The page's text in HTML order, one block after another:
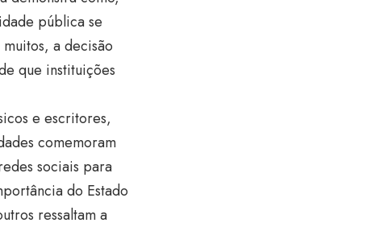
pública se
a decisão
que instituições
e escritores,
comemoram
sociais para
do Estado
ressaltam a